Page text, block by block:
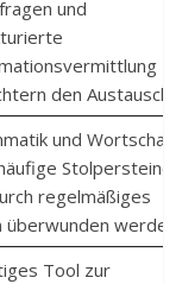
und
den Austausch.
und Wortschatz
Stolpersteine,
regelmäßiges
überwunden werden.
Tool zur